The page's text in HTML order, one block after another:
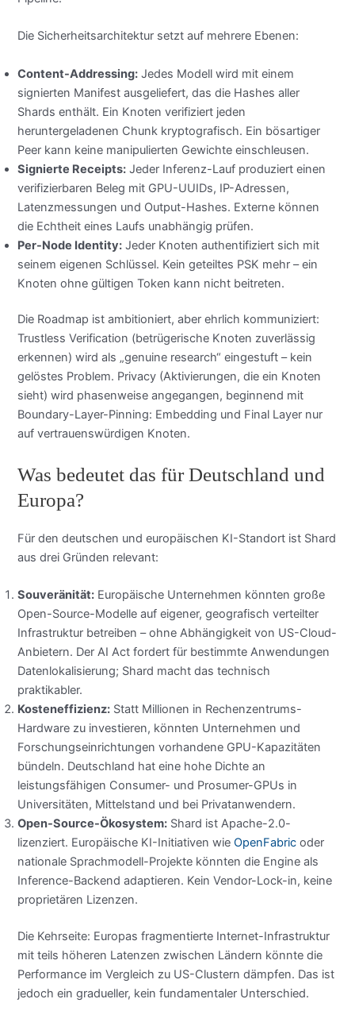
Die Sicherheitsarchitektur setzt auf mehrere Ebenen:
Content-Addressing: Jedes Modell wird mit einem
signierten Manifest ausgeliefert, das die Hashes aller
Shards enthält. Ein Knoten verifiziert jeden
heruntergeladenen Chunk kryptografisch. Ein bösartiger
Peer kann keine manipulierten Gewichte einschleusen.
Signierte Receipts: Jeder Inferenz-Lauf produziert einen
verifizierbaren Beleg mit GPU-UUIDs, IP-Adressen,
Latenzmessungen und Output-Hashes. Externe können
die Echtheit eines Laufs unabhängig prüfen.
Per-Node Identity: Jeder Knoten authentifiziert sich mit
seinem eigenen Schlüssel. Kein geteiltes PSK mehr – ein
Knoten ohne gültigen Token kann nicht beitreten.
Die Roadmap ist ambitioniert, aber ehrlich kommuniziert:
Trustless Verification (betrügerische Knoten zuverlässig
erkennen) wird als „genuine research“ eingestuft – kein
gelöstes Problem. Privacy (Aktivierungen, die ein Knoten
sieht) wird phasenweise angegangen, beginnend mit
Boundary-Layer-Pinning: Embedding und Final Layer nur
auf vertrauenswürdigen Knoten.
Was bedeutet das für Deutschland und
Europa?
Für den deutschen und europäischen KI-Standort ist Shard
aus drei Gründen relevant:
Souveränität: Europäische Unternehmen könnten große
Open-Source-Modelle auf eigener, geografisch verteilter
Infrastruktur betreiben – ohne Abhängigkeit von US-Cloud-
Anbietern. Der AI Act fordert für bestimmte Anwendungen
Datenlokalisierung; Shard macht das technisch
praktikabler.
Kosteneffizienz: Statt Millionen in Rechenzentrums-
Hardware zu investieren, könnten Unternehmen und
Forschungseinrichtungen vorhandene GPU-Kapazitäten
bündeln. Deutschland hat eine hohe Dichte an
leistungsfähigen Consumer- und Prosumer-GPUs in
Universitäten, Mittelstand und bei Privatanwendern.
Open-Source-Ökosystem: Shard ist Apache-2.0-
lizenziert. Europäische KI-Initiativen wieOpenFabric oder
nationale Sprachmodell-Projekte könnten die Engine als
Inference-Backend adaptieren. Kein Vendor-Lock-in, keine
proprietären Lizenzen.
Die Kehrseite: Europas fragmentierte Internet-Infrastruktur
mit teils höheren Latenzen zwischen Ländern könnte die
Performance im Vergleich zu US-Clustern dämpfen. Das ist
jedoch ein gradueller, kein fundamentaler Unterschied.